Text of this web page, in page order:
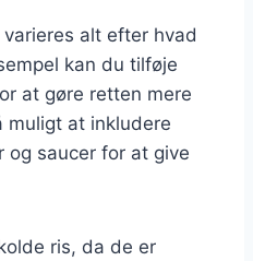
alt efter hvad
kan du tilføje
at gøre retten mere
at inkludere
og saucer for at give
ris, da de er